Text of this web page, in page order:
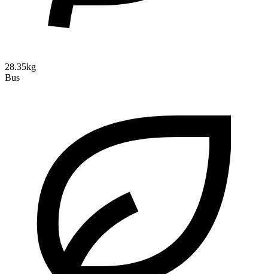
28.35kg
Bus